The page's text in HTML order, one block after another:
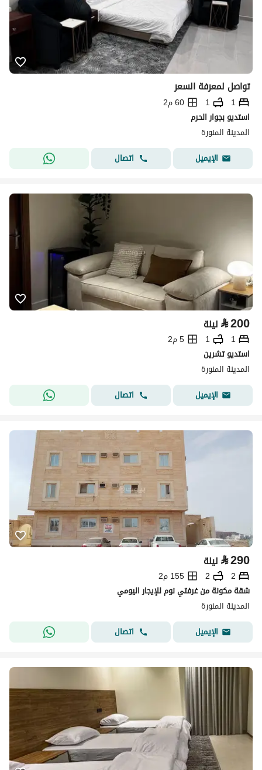
تواصل لمعرفة السعر
1
1
60 م2
استديو بجوار الحرم
المدينة المنورة
الإيميل
اتصال
⃁200 ليلة
1
1
5 م2
استديو تشرين
المدينة المنورة
الإيميل
اتصال
⃁290 ليلة
2
2
155 م2
شقة مكونة من غرفتي نوم للإيجار اليومي
المدينة المنورة
الإيميل
اتصال